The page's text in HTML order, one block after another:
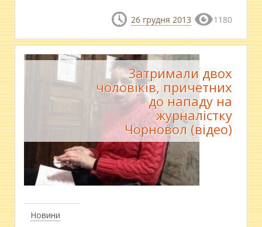
26 грудня 2013 1180
Новини
Затримали двох
чоловіків, причетних
до нападу на
журналістку
Чорновол (відео)